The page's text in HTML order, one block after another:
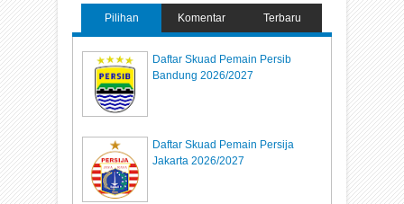
Pilihan Komentar Terbaru
Daftar Skuad Pemain Persib
Bandung 2026/2027
Daftar Skuad Pemain Persija
Jakarta 2026/2027